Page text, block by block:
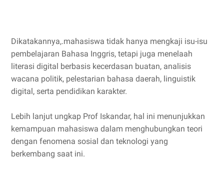
Dikatakannya,.mahasiswa tidak hanya mengkaji isu-isu
pembelajaran Bahasa Inggris, tetapi juga menelaah
literasi digital berbasis kecerdasan buatan, analisis
wacana politik, pelestarian bahasa daerah, linguistik
digital, serta pendidikan karakter.
Lebih lanjut ungkap Prof Iskandar, hal ini menunjukkan
kemampuan mahasiswa dalam menghubungkan teori
dengan fenomena sosial dan teknologi yang
berkembang saat ini.